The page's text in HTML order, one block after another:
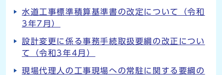
水道工事標準積算基準書の改定について（令和
3年7月）
設計変更に係る事務手続取扱要綱の改正につい
て（令和3年4月）
現場代理人の工事現場への常駐に関する要綱の